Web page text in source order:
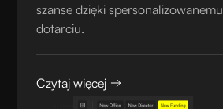
szanse dzięki spersonalizowanemu
dotarciu.
Czytaj więcej